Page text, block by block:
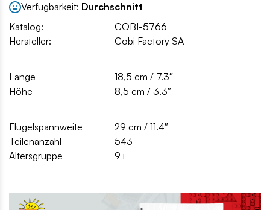
Verfügbarkeit: Durchschnitt
Katalog:
COBI-5766
Hersteller:
Cobi Factory SA
Länge
18,5 cm / 7.3″
Höhe
8,5 cm / 3.3″
Flügelspannweite
29 cm / 11.4″
Teilenanzahl
543
Altersgruppe
9+